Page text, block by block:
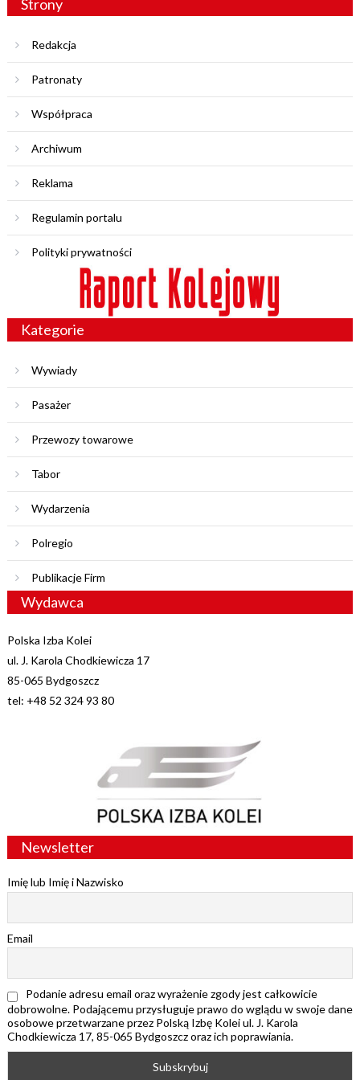
Strony
Redakcja
Patronaty
Współpraca
Archiwum
Reklama
Regulamin portalu
Polityki prywatności
Kategorie
Wywiady
Pasażer
Przewozy towarowe
Tabor
Wydarzenia
Polregio
Publikacje Firm
Wydawca
Polska Izba Kolei
ul. J. Karola Chodkiewicza 17
85-065 Bydgoszcz
tel: +48 52 324 93 80
Newsletter
Imię lub Imię i Nazwisko
Email
Podanie adresu email oraz wyrażenie zgody jest całkowicie
dobrowolne. Podającemu przysługuje prawo do wglądu w swoje dane
osobowe przetwarzane przez Polską Izbę Kolei ul. J. Karola
Chodkiewicza 17, 85-065 Bydgoszcz oraz ich poprawiania.